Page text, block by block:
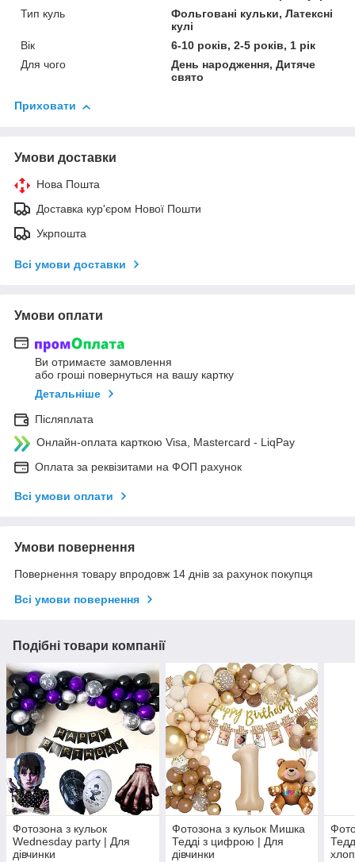
Тип куль
Фольговані кульки, Латексні
кулі
Вік
6-10 років, 2-5 років, 1 рік
Для чого
День народження, Дитяче
свято
Приховати
Умови доставки
Нова Пошта
Доставка кур'єром Нової Пошти
Укрпошта
Всі умови доставки
Умови оплати
Ви отримаєте замовлення
або гроші повернуться на вашу картку
Детальніше
Післяплата
Онлайн-оплата карткою Visa, Mastercard - LiqPay
Оплата за реквізитами на ФОП рахунок
Всі умови оплати
Умови повернення
Повернення товару впродовж 14 днів за рахунок покупця
Всі умови повернення
Подібні товари компанії
Фотозона з кульок
Wednesday party | Для
дівчинки
Фотозона з кульок Мишка
Тедді з цифрою | Для
дівчинки